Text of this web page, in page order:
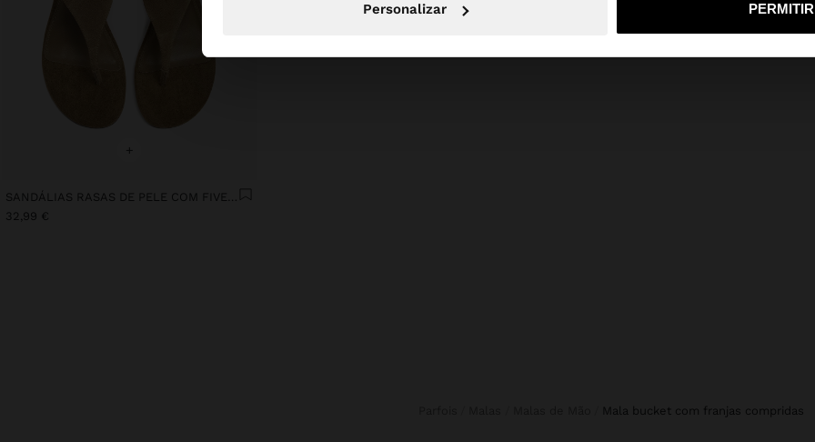
Personalizar Sim,
+
SANDÁLIAS RASAS DE PELE COM FIVELA
32,99 €
mala bucket com franjas compridas